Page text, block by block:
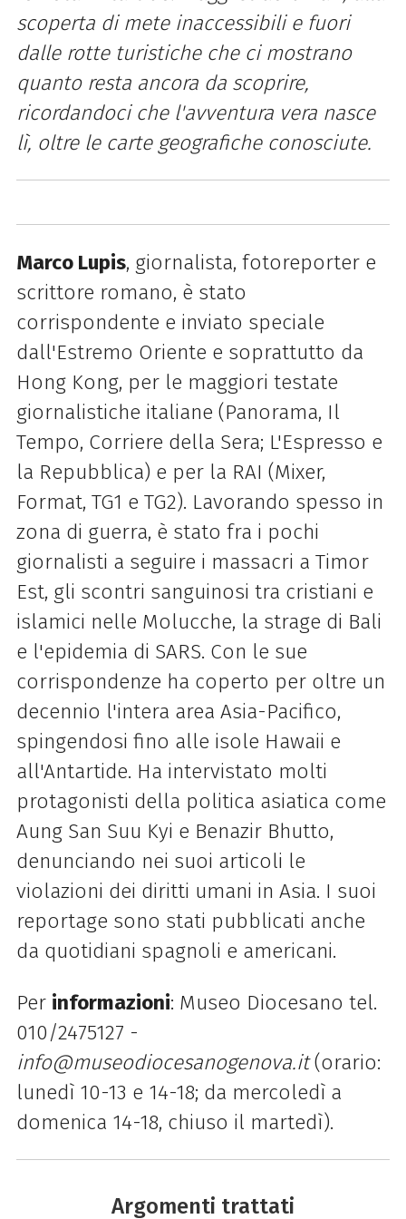
scoperta di mete inaccessibili e fuori
dalle rotte turistiche che ci mostrano
quanto resta ancora da scoprire,
ricordandoci che l'avventura vera nasce
lì, oltre le carte geografiche conosciute.
Marco Lupis, giornalista, fotoreporter e
scrittore romano, è stato
corrispondente e inviato speciale
dall'Estremo Oriente e soprattutto da
Hong Kong, per le maggiori testate
giornalistiche italiane (Panorama, Il
Tempo, Corriere della Sera; L'Espresso e
la Repubblica) e per la RAI (Mixer,
Format, TG1 e TG2). Lavorando spesso in
zona di guerra, è stato fra i pochi
giornalisti a seguire i massacri a Timor
Est, gli scontri sanguinosi tra cristiani e
islamici nelle Molucche, la strage di Bali
e l'epidemia di SARS. Con le sue
corrispondenze ha coperto per oltre un
decennio l'intera area Asia-Pacifico,
spingendosi fino alle isole Hawaii e
all'Antartide. Ha intervistato molti
protagonisti della politica asiatica come
Aung San Suu Kyi e Benazir Bhutto,
denunciando nei suoi articoli le
violazioni dei diritti umani in Asia. I suoi
reportage sono stati pubblicati anche
da quotidiani spagnoli e americani.
Per informazioni: Museo Diocesano tel.
010/2475127 -
info@museodiocesanogenova.it(orario:
lunedì 10-13 e 14-18; da mercoledì a
domenica 14-18, chiuso il martedì).
Argomenti trattati